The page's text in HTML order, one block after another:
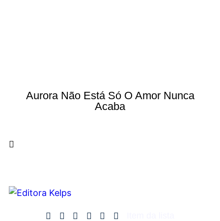
Aurora Não Está Só O Amor Nunca
Acaba